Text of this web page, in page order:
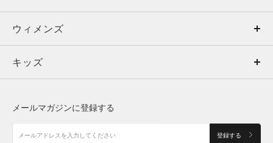
ウィメンズ
キッズ
アクセサリー
トップス
ボトムス
アクセサリー
ウィメンズ
トップス
シューズ
キッズ
メールマガジンに登録する
登録する